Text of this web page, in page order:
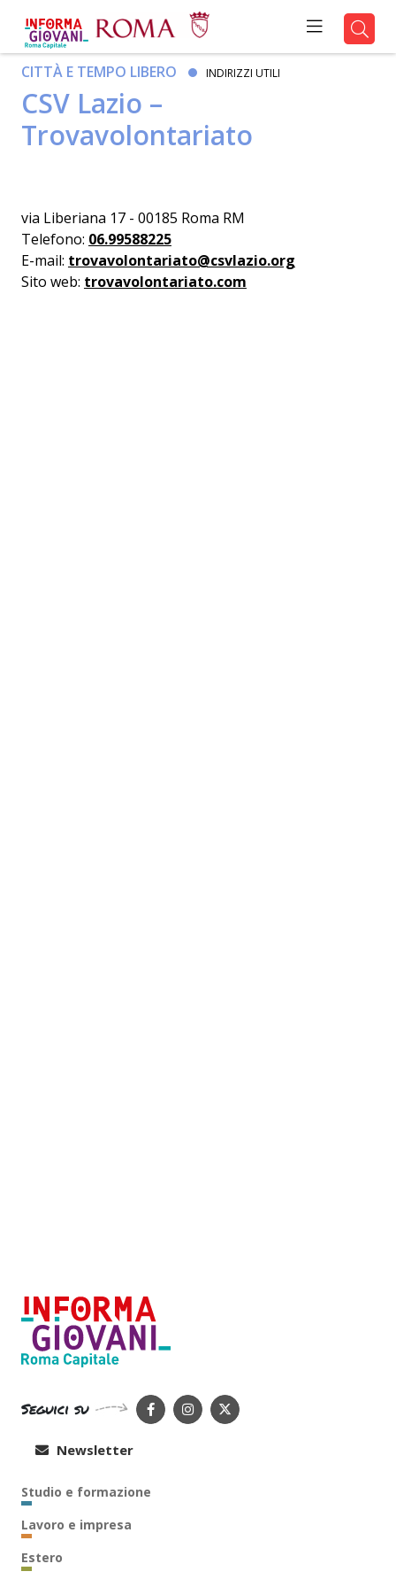
CITTÀ E TEMPO LIBERO INDIRIZZI UTILI
CSV Lazio –
Trovavolontariato
via Liberiana 17 - 00185 Roma RM
Telefono: 06.99588225
E-mail: trovavolontariato@csvlazio.org
Sito web: trovavolontariato.com
Seguici su
Newsletter
Studio e formazione
Lavoro e impresa
Estero